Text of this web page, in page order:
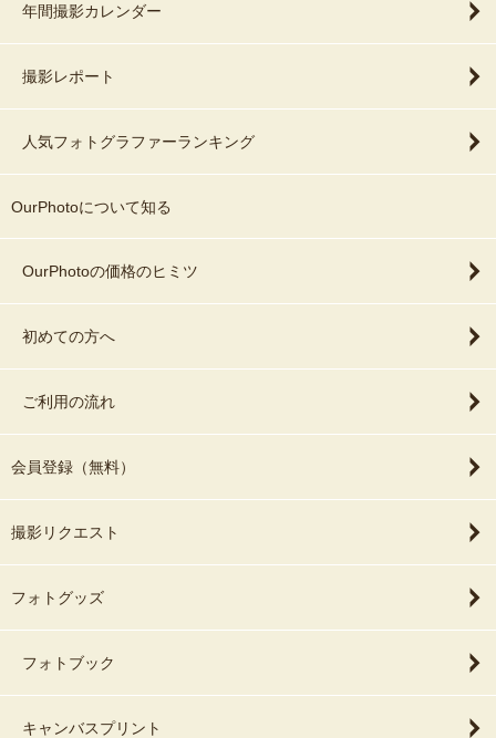
年間撮影カレンダー
撮影レポート
人気フォトグラファーランキング
OurPhotoについて知る
OurPhotoの価格のヒミツ
初めての方へ
ご利用の流れ
会員登録（無料）
撮影リクエスト
フォトグッズ
フォトブック
キャンバスプリント